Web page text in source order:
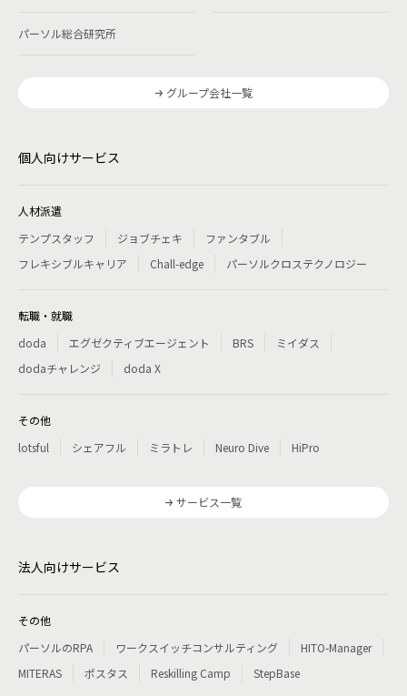
パーソル総合研究所
グループ会社一覧
個人向けサービス
人材派遣
テンプスタッフ
ジョブチェキ
ファンタブル
フレキシブルキャリア
Chall-edge パーソルクロステクノロジー
転職・就職
doda
エグゼクティブエージェント BRS
ミイダス
dodaチャレンジ
doda X
その他
lotsful
シェアフル ミラトレ Neuro Dive HiPro
サービス一覧
法人向けサービス
その他
パーソルのRPA
ワークスイッチコンサルティング
HITO-Manager
MITERAS
ポスタス Reskilling Camp StepBase